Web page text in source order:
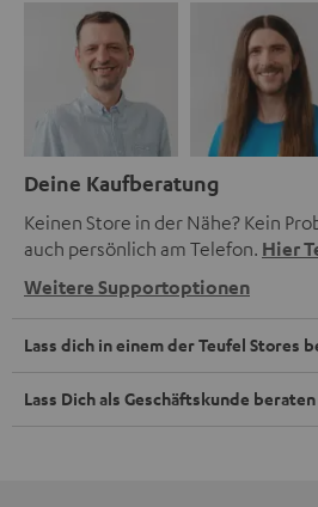
Deine Kaufberatung
Keinen Store in der Nähe? Kein
auch persönlich am Telefon. Hier
Weitere Supportoptionen
Lass dich in einem der Teufel Stores
Lass Dich als Geschäftskunde beraten